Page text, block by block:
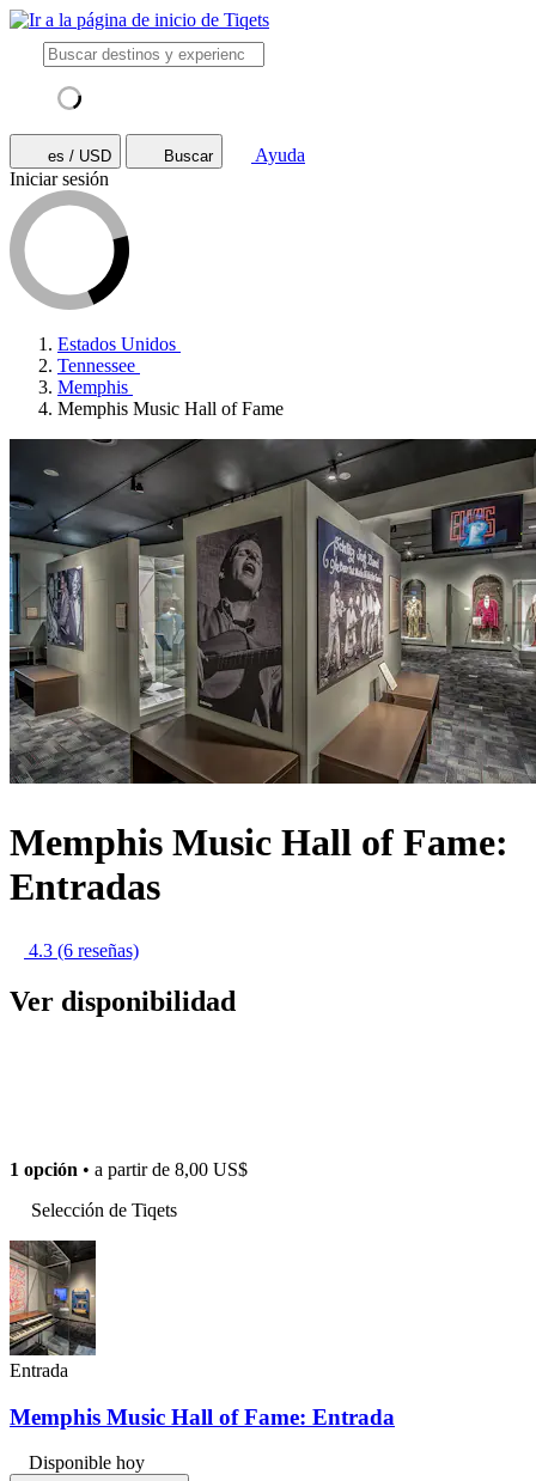
es / USD Buscar
Ayuda
Iniciar sesión
Estados Unidos
Tennessee
Memphis
Memphis Music Hall of Fame
Memphis Music Hall of Fame:
Entradas
4.3 (6 reseñas)
Ver disponibilidad
1 opción • a partir de 8,00 US$
Selección de Tiqets
Entrada
Memphis Music Hall of Fame: Entrada
Disponible hoy